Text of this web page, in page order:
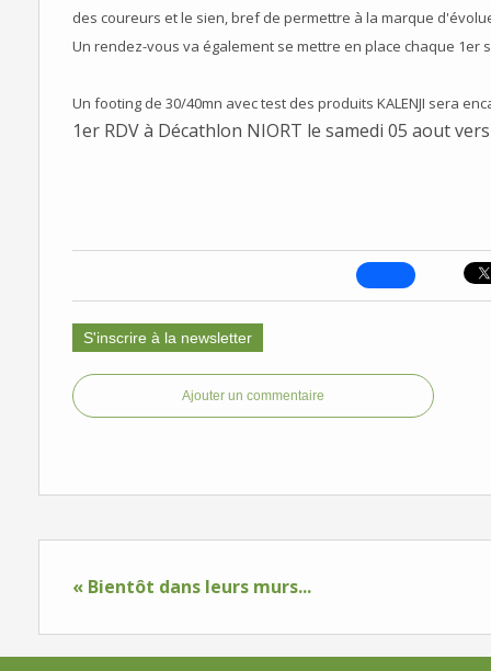
des coureurs et le sien, bref de permettre à la marque
Un rendez-vous va également se mettre en place chaque 1er
Un footing de 30/40mn avec test des produits KALENJI sera
1er RDV à Décathlon NIORT le samedi 05 aout vers
S'inscrire à la newsletter
Ajouter un commentaire
« Bientôt dans leurs murs...